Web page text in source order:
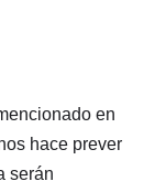
en
hace prever
serán